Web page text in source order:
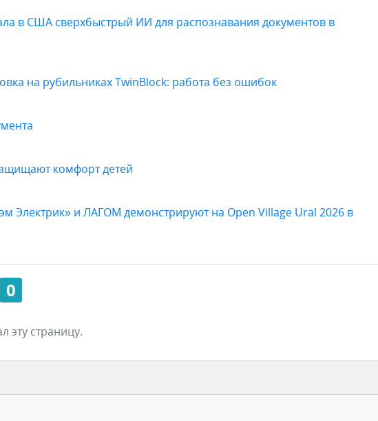
в США сверхбыстрый ИИ для распознавания документов в
на рубильниках TwinBlock: работа без ошибок
комфорт детей
Электрик» и ЛАГОМ демонстрируют на Open Village Ural 2026 в
0
эту страницу.